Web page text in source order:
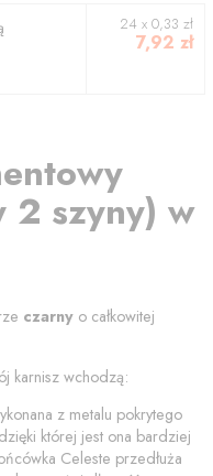
24 x 0,33 zł
7,92 zł
2 szyny) w
czarny o całkowitej
karnisz wchodzą:
z metalu pokrytego
której jest ona bardziej
Celeste przedłuża